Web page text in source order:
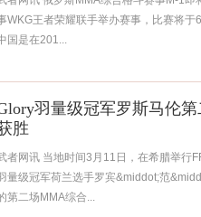
WKG王者荣耀联手举办赛事，比赛将
国是在201...
羽量级冠军罗斯马伦
胜
者网讯 当地时间3月11日，在希腊举行
量级冠军荷兰选手罗宾&middot;范
第二场MMA综合...